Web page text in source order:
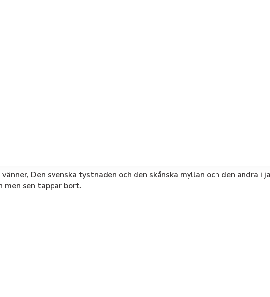
Den svenska tystnaden och den skånska myllan och den andra i
men sen tappar bort.